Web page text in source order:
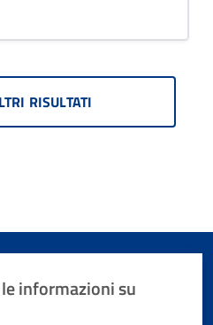
RISULTATI
informazioni su